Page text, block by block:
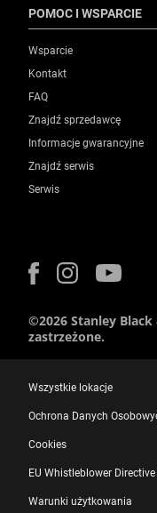
POMOC I WSPARCIE
Wsparcie
Kontakt
FAQ
Znajdź sprzedawcę
Informacje gwarancyjne
Znajdź serwis
Serwis
©2026 Stanley
zastrzeżone.
Wszystkie lokacje
Ochrona Danych
Cookies
EU Whistleblower Directive
Warunki użytkowania